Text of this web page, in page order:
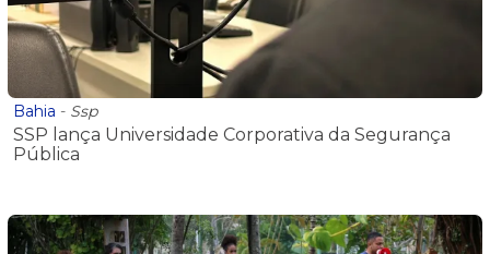
Bahia - Ssp
SSP lança Universidade Corporativa da Segurança
Pública